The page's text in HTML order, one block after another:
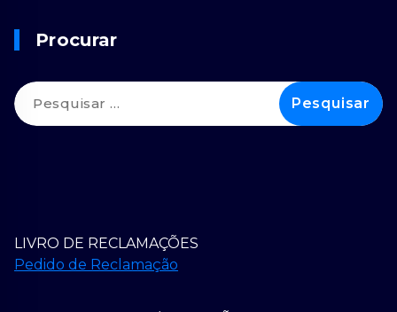
Procurar
Pesquisar
por:
LIVRO DE RECLAMAÇÕES
Pedido de Reclamação